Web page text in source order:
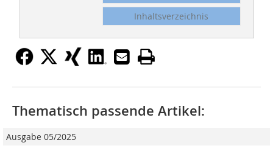
Inhaltsverzeichnis
Thematisch passende Artikel:
Ausgabe 05/2025